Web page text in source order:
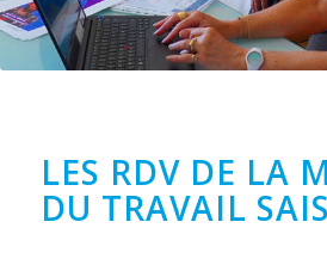
LES RDV DE LA
DU TRAVAIL